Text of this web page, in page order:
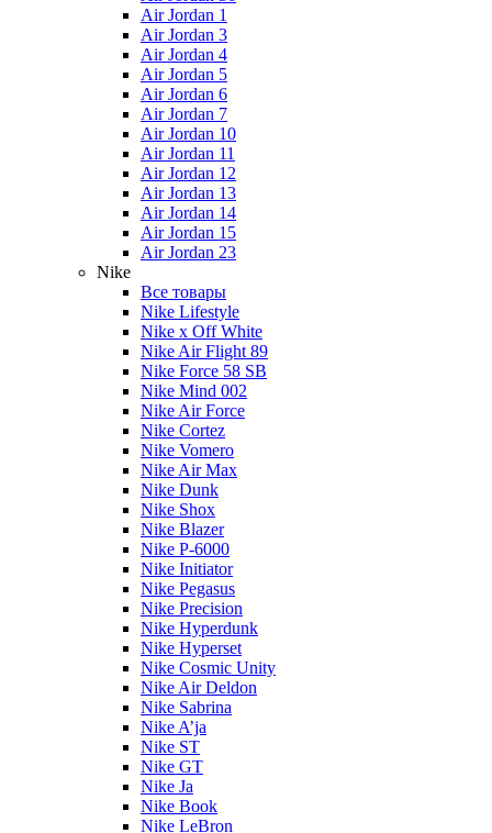
Air Jordan 1
Air Jordan 3
Air Jordan 4
Air Jordan 5
Air Jordan 6
Air Jordan 7
Air Jordan 10
Air Jordan 11
Air Jordan 12
Air Jordan 13
Air Jordan 14
Air Jordan 15
Air Jordan 23
Nike
Все товары
Nike Lifestyle
Nike x Off White
Nike Air Flight 89
Nike Force 58 SB
Nike Mind 002
Nike Air Force
Nike Cortez
Nike Vomero
Nike Air Max
Nike Dunk
Nike Shox
Nike Blazer
Nike P-6000
Nike Initiator
Nike Pegasus
Nike Precision
Nike Hyperdunk
Nike Hyperset
Nike Cosmic Unity
Nike Air Deldon
Nike Sabrina
Nike A’ja
Nike ST
Nike GT
Nike Ja
Nike Book
Nike LeBron